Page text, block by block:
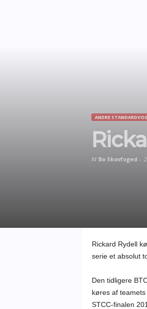
ANDRE
Af Bo Skovfoged -
Rickard Rydell
serie et absolut
Den tidligere
køres af
STCC-finalen